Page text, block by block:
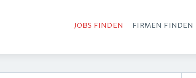
JOBS FINDEN FIRMEN FINDEN